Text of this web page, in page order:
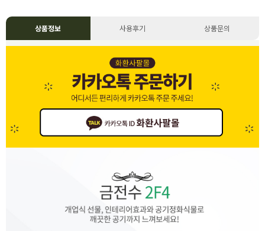
상품정보 사용후기 상품문의